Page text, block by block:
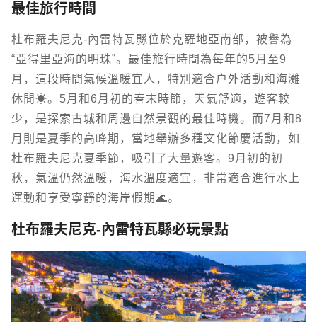
最佳旅行時間
杜布羅夫尼克-內雷特瓦縣位於克羅地亞南部，被譽為
“亞得里亞海的明珠”。最佳旅行時間為每年的5月至9
月，這段時間氣候溫暖宜人，特別適合戶外活動和海灘
休閒☀️。5月和6月初的春末時節，天氣舒適，遊客較
少，是探索古城和周邊自然景觀的最佳時機。而7月和8
月則是夏季的高峰期，當地舉辦多種文化節慶活動，如
杜布羅夫尼克夏季節，吸引了大量遊客。9月初的初
秋，氣溫仍然溫暖，海水溫度適宜，非常適合進行水上
運動和享受寧靜的海岸假期🌊。
杜布羅夫尼克-內雷特瓦縣必玩景點